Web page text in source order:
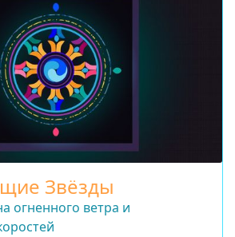
Звёзды
огненного ветра и